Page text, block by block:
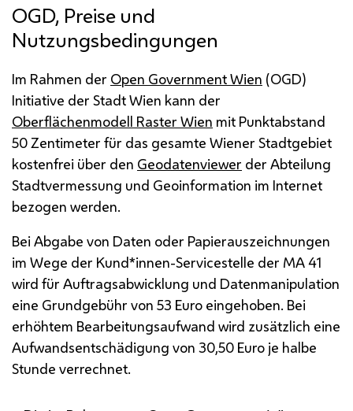
OGD, Preise und
Nutzungsbedingungen
Im Rahmen der Open Government Wien (OGD)
Initiative der Stadt Wien kann der
Oberflächenmodell Raster Wien mit Punktabstand
50 Zentimeter für das gesamte Wiener Stadtgebiet
kostenfrei über den Geodatenviewer der Abteilung
Stadtvermessung und Geoinformation im Internet
bezogen werden.
Bei Abgabe von Daten oder Papierauszeichnungen
im Wege der Kund*innen-Servicestelle der MA41
wird für Auftragsabwicklung und Datenmanipulation
eine Grundgebühr von 53 Euro eingehoben. Bei
erhöhtem Bearbeitungsaufwand wird zusätzlich eine
Aufwandsentschädigung von 30,50 Euro je halbe
Stunde verrechnet.